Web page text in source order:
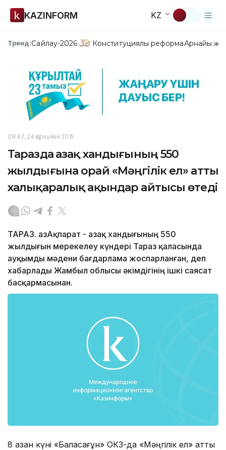
KAZINFORM KZ
Тренд:Сайлау-2026 Конституциялық реформаАрнайы
09:47, 24 Қыркүйек 2015
Таразда Қазақ хандығының 550
жылдығына орай «Мәңгілік ел» атты
халықаралық ақындар айтысы өтеді
ТАРАЗ. ҚазАқпарат - Қазақ хандығының 550
жылдығын мерекелеу күндері Тараз қаласында
ауқымды мәдени бағдарлама жоспарланған, деп
хабарлады Жамбыл облысы әкімдігінің ішкі саясат
басқармасынан.
8 қазан күні «Баласағұн» ОКЗ-да «Мәңгілік ел» атты